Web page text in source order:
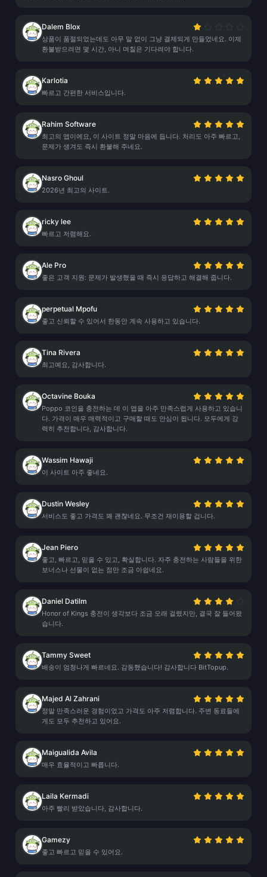
Dalem Blox
상품이 품절되었는데도 아무 말 없이 그냥 결제되게 만들었네요. 이제
환불받으려면 몇 시간, 아니 며칠은 기다려야 합니다.
Karlotia
빠르고 간편한 서비스입니다.
Rahim Software
최고의 앱이에요, 이 사이트 정말 마음에 듭니다. 처리도 아주 빠르고,
문제가 생겨도 즉시 환불해 주네요.
Nasro Ghoul
2026년 최고의 사이트.
ricky lee
빠르고 저렴해요.
Ale Pro
좋은 고객 지원: 문제가 발생했을 때 즉시 응답하고 해결해 줍니다.
perpetual Mpofu
좋고 신뢰할 수 있어서 한동안 계속 사용하고 있습니다.
Tina Rivera
최고예요, 감사합니다.
Octavine Bouka
Poppo 코인을 충전하는 데 이 앱을 아주 만족스럽게 사용하고 있습니
다. 가격이 매우 매력적이고 구매할 때도 안심이 됩니다. 모두에게 강
력히 추천합니다, 감사합니다.
Wassim Hawaji
이 사이트 아주 좋네요.
Dustin Wesley
서비스도 좋고 가격도 꽤 괜찮네요. 무조건 재이용할 겁니다.
Jean Piero
좋고, 빠르고, 믿을 수 있고, 확실합니다. 자주 충전하는 사람들을 위한
보너스나 선물이 없는 점만 조금 아쉽네요.
Daniel Datilm
Honor of Kings 충전이 생각보다 조금 오래 걸렸지만, 결국 잘 들어왔
습니다.
Tammy Sweet
배송이 엄청나게 빠르네요. 감동했습니다! 감사합니다 BitTopup.
Majed Al Zahrani
정말 만족스러운 경험이었고 가격도 아주 저렴합니다. 주변 동료들에
게도 모두 추천하고 있어요.
Maigualida Avila
매우 효율적이고 빠릅니다.
Laila Kermadi
아주 빨리 받았습니다, 감사합니다.
Gamezy
좋고 빠르고 믿을 수 있어요.